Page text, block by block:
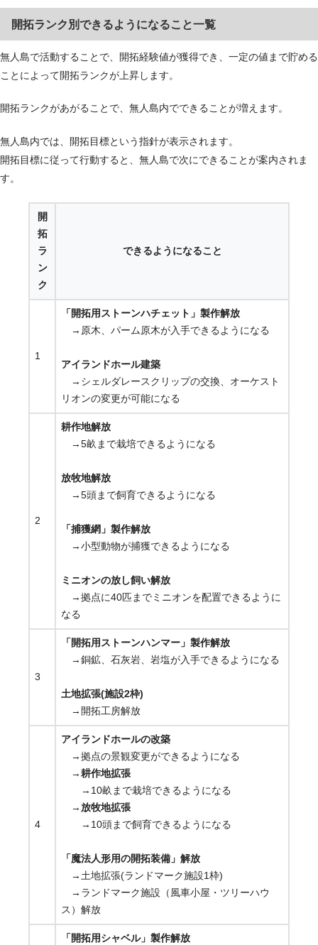
開拓ランク別できるようになること一覧
無人島で活動することで、開拓経験値が獲得でき、一定の値まで貯める
ことによって開拓ランクが上昇します。
開拓ランクがあがることで、無人島内でできることが増えます。
無人島内では、開拓目標という指針が表示されます。
開拓目標に従って行動すると、無人島で次にできることが案内されま
す。
開
拓
ラ
ン
ク
できるようになること
1
「開拓用ストーンハチェット」製作解放
→原木、パーム原木が入手できるようになる
アイランドホール建築
→シェルダレースクリップの交換、オーケスト
リオンの変更が可能になる
2
耕作地解放
→5畝まで栽培できるようになる
放牧地解放
→5頭まで飼育できるようになる
「捕獲網」製作解放
→小型動物が捕獲できるようになる
ミニオンの放し飼い解放
→拠点に40匹までミニオンを配置できるように
なる
3
「開拓用ストーンハンマー」製作解放
→銅鉱、石灰岩、岩塩が入手できるようになる
土地拡張(施設2枠)
→開拓工房解放
4
アイランドホールの改築
→拠点の景観変更ができるようになる
→ 耕作地拡張
→10畝まで栽培できるようになる
→ 放牧地拡張
→10頭まで飼育できるようになる
「魔法人形用の開拓装備」解放
→土地拡張(ランドマーク施設1枠)
→ランドマーク施設（風車小屋・ツリーハウ
ス）解放
「開拓用シャベル」製作解放